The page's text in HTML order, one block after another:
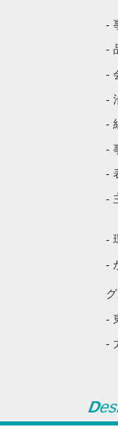
-
-
-
-
-
-
-
-
-
-
-
-
D